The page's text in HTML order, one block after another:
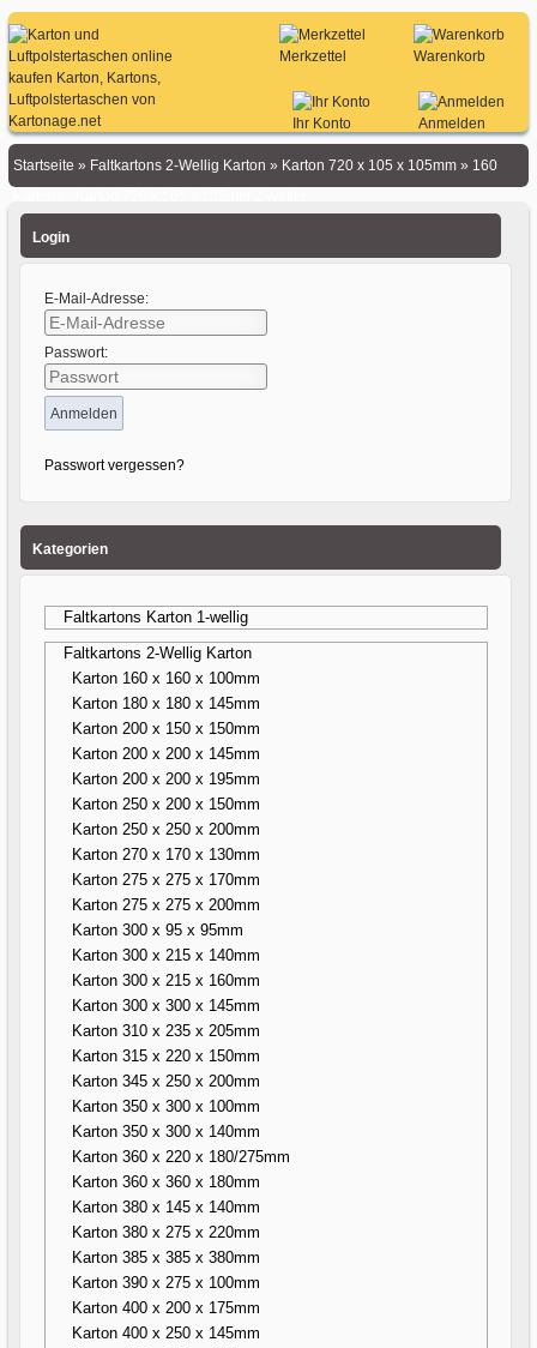
Warenkorb
Merkzettel
Anmelden
Ihr Konto
Startseite » Faltkartons 2-Wellig Karton » Karton 720 x 105 x 105mm » 160
Login
E-Mail-Adresse:
Passwort:
Passwort vergessen?
Kategorien
Faltkartons Karton 1-wellig
Faltkartons 2-Wellig Karton
Karton 160 x 160 x 100mm
Karton 180 x 180 x 145mm
Karton 200 x 150 x 150mm
Karton 200 x 200 x 145mm
Karton 200 x 200 x 195mm
Karton 250 x 200 x 150mm
Karton 250 x 250 x 200mm
Karton 270 x 170 x 130mm
Karton 275 x 275 x 170mm
Karton 275 x 275 x 200mm
Karton 300 x 95 x 95mm
Karton 300 x 215 x 140mm
Karton 300 x 215 x 160mm
Karton 300 x 300 x 145mm
Karton 310 x 235 x 205mm
Karton 315 x 220 x 150mm
Karton 345 x 250 x 200mm
Karton 350 x 300 x 100mm
Karton 350 x 300 x 140mm
Karton 360 x 220 x 180/275mm
Karton 360 x 360 x 180mm
Karton 380 x 145 x 140mm
Karton 380 x 275 x 220mm
Karton 385 x 385 x 380mm
Karton 390 x 275 x 100mm
Karton 400 x 200 x 175mm
Karton 400 x 250 x 145mm